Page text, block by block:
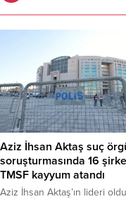
Aziz İhsan Aktaş suç
soruşturmasında 16
TMSF kayyum atandı
Aziz İhsan Aktaş’ın lideri